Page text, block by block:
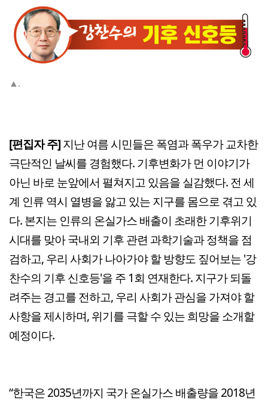
▲.
[편집자 주]지난 여름 시민들은 폭염과 폭우가 교차한
극단적인 날씨를 경험했다. 기후변화가 먼 이야기가
아닌 바로 눈앞에서 펼쳐지고 있음을 실감했다. 전 세
계 인류 역시 열병을 앓고 있는 지구를 몸으로 겪고 있
다. 본지는 인류의 온실가스 배출이 초래한 기후위기
시대를 맞아 국내외 기후 관련 과학기술과 정책을 점
검하고, 우리 사회가 나아가야 할 방향도 짚어보는 '강
찬수의 기후 신호등'을 주 1회 연재한다. 지구가 되돌
려주는 경고를 전하고, 우리 사회가 관심을 가져야 할
사항을 제시하며, 위기를 극할 수 있는 희망을 소개할
예정이다.
“한국은 2035년까지 국가 온실가스 배출량을 2018년